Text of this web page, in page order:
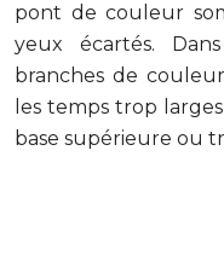
pont de couleur
yeux écartés.
branches de
les temps trop
base supérieure ou